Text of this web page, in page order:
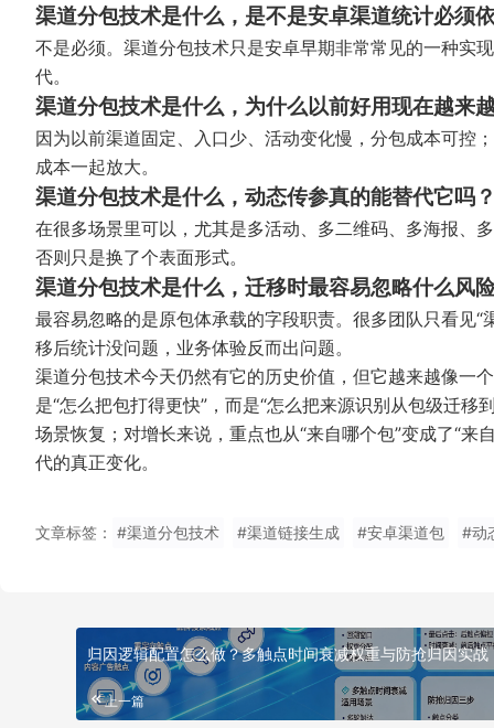
渠道分包技术是什么，是不是安卓渠道统计必须
不是必须。渠道分包技术只是安卓早期非常常见的一种实
代。
渠道分包技术是什么，为什么以前好用现在越来
因为以前渠道固定、入口少、活动变化慢，分包成本可控
成本一起放大。
渠道分包技术是什么，动态传参真的能替代它吗
在很多场景里可以，尤其是多活动、多二维码、多海报、
否则只是换了个表面形式。
渠道分包技术是什么，迁移时最容易忽略什么风
最容易忽略的是原包体承载的字段职责。很多团队只看见
移后统计没问题，业务体验反而出问题。
渠道分包技术今天仍然有它的历史价值，但它越来越像一
是“怎么把包打得更快”，而是“怎么把来源识别从包级迁
场景恢复；对增长来说，重点也从“来自哪个包”变成了“
代的真正变化。
文章标签： #渠道分包技术 #渠道链接生成 #安卓渠道包 #动
归因逻辑配置怎么做？多触点时间衰减权重与防抢归因实战
上一篇